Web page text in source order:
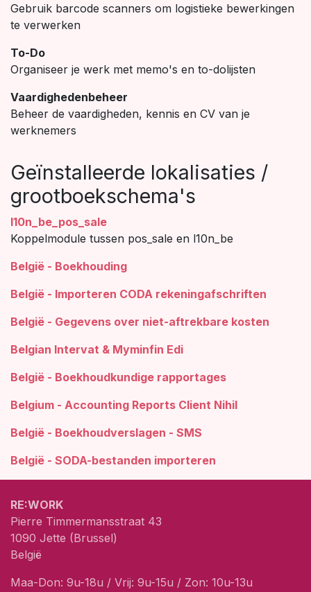
Gebruik barcode scanners om logistieke bewerkingen
te verwerken
To-Do
Organiseer je werk met memo's en to-dolijsten
Vaardighedenbeheer
Beheer de vaardigheden, kennis en CV van je
werknemers
Geïnstalleerde lokalisaties /
grootboekschema's
l10n_be_pos_sale
Koppelmodule tussen pos_sale en l10n_be
België - Boekhouding
België - Importeren CODA rekeningafschriften
België - Gegevens over niet-aftrekbare kosten
Belgian Intervat & Myminfin Edi
België - Boekhoudkundige rapportages
Belgium - Accounting Reports Client Nihil
België - Boekhoudverslagen - SMS
België - SODA-bestanden importeren
RE:WORK
Pierre Timmermansstraat 43
1090 Jette (Brussel)
België
Maa-Don: 9u-18u / Vrij: 9u-15u / Zon: 10u-13u